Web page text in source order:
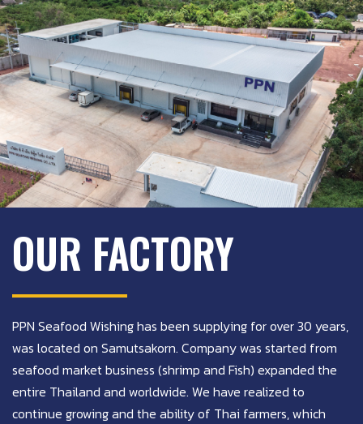
OUR FACTORY
PPN Seafood Wishing has been supplying for over 30 years,
was located on Samutsakorn. Company was started from
seafood market business (shrimp and Fish) expanded the
entire Thailand and worldwide. We have realized to
continue growing and the ability of Thai farmers, which